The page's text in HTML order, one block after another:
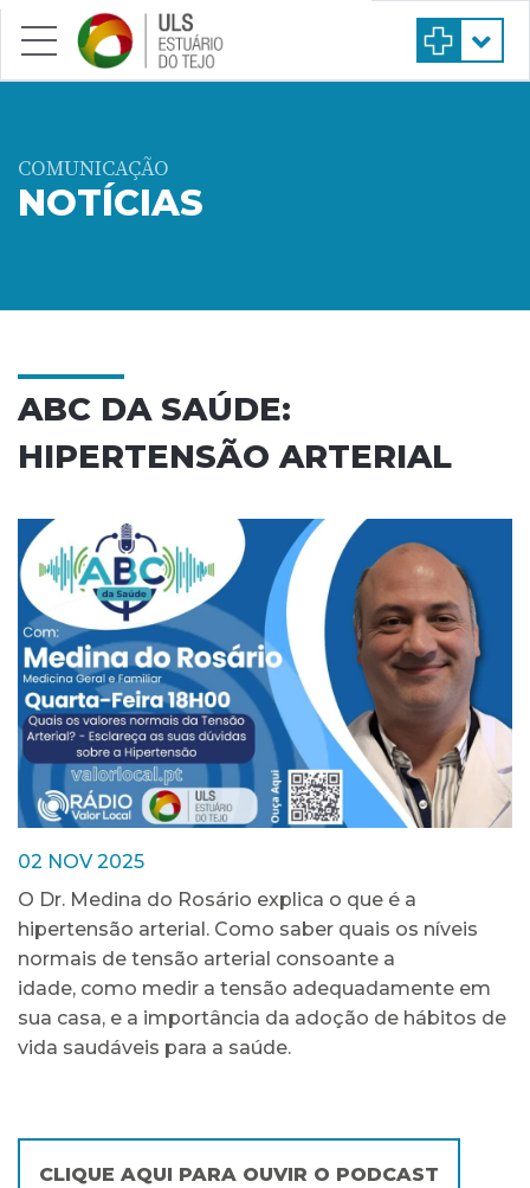
Saltar para conteúdo principal
COMUNICAÇÃO
NOTÍCIAS
ABC DA SAÚDE:
HIPERTENSÃO ARTERIAL
02 NOV 2025
O Dr. Medina do Rosário explica o que é a
hipertensão arterial. Como saber quais os níveis
normais de tensão arterial consoante a
idade, como medir a tensão adequadamente em
sua casa, e a importância da adoção de hábitos de
vida saudáveis para a saúde.
CLIQUE AQUI PARA OUVIR O PODCAST